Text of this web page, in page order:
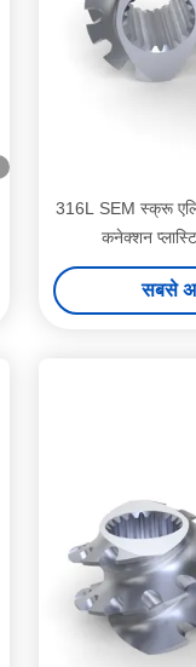
316L SEM स्क्रू
कनेक्शन
सबसे